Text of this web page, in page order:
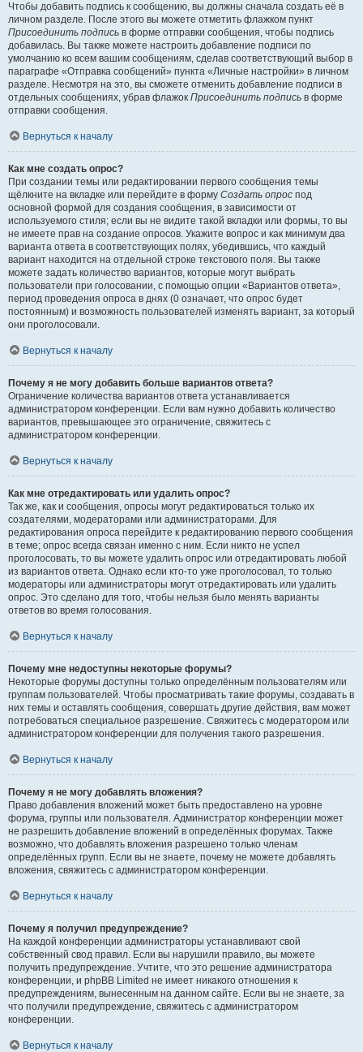
Чтобы добавить подпись к сообщению, вы должны сначала создать её в
личном разделе. После этого вы можете отметить флажком пункт
Присоединить подпись в форме отправки сообщения, чтобы подпись
добавилась. Вы также можете настроить добавление подписи по
умолчанию ко всем вашим сообщениям, сделав соответствующий выбор в
параграфе «Отправка сообщений» пункта «Личные настройки» в личном
разделе. Несмотря на это, вы сможете отменить добавление подписи в
отдельных сообщениях, убрав флажок Присоединить подпись в форме
отправки сообщения.
Вернуться к началу
Как мне создать опрос?
При создании темы или редактировании первого сообщения темы
щёлкните на вкладке или перейдите в форму Создать опрос под
основной формой для создания сообщения, в зависимости от
используемого стиля; если вы не видите такой вкладки или формы, то вы
не имеете прав на создание опросов. Укажите вопрос и как минимум два
варианта ответа в соответствующих полях, убедившись, что каждый
вариант находится на отдельной строке текстового поля. Вы также
можете задать количество вариантов, которые могут выбрать
пользователи при голосовании, с помощью опции «Вариантов ответа»,
период проведения опроса в днях (0 означает, что опрос будет
постоянным) и возможность пользователей изменять вариант, за который
они проголосовали.
Вернуться к началу
Почему я не могу добавить больше вариантов ответа?
Ограничение количества вариантов ответа устанавливается
администратором конференции. Если вам нужно добавить количество
вариантов, превышающее это ограничение, свяжитесь с
администратором конференции.
Вернуться к началу
Как мне отредактировать или удалить опрос?
Так же, как и сообщения, опросы могут редактироваться только их
создателями, модераторами или администраторами. Для
редактирования опроса перейдите к редактированию первого сообщения
в теме; опрос всегда связан именно с ним. Если никто не успел
проголосовать, то вы можете удалить опрос или отредактировать любой
из вариантов ответа. Однако если кто-то уже проголосовал, то только
модераторы или администраторы могут отредактировать или удалить
опрос. Это сделано для того, чтобы нельзя было менять варианты
ответов во время голосования.
Вернуться к началу
Почему мне недоступны некоторые форумы?
Некоторые форумы доступны только определённым пользователям или
группам пользователей. Чтобы просматривать такие форумы, создавать в
них темы и оставлять сообщения, совершать другие действия, вам может
потребоваться специальное разрешение. Свяжитесь с модератором или
администратором конференции для получения такого разрешения.
Вернуться к началу
Почему я не могу добавлять вложения?
Право добавления вложений может быть предоставлено на уровне
форума, группы или пользователя. Администратор конференции может
не разрешить добавление вложений в определённых форумах. Также
возможно, что добавлять вложения разрешено только членам
определённых групп. Если вы не знаете, почему не можете добавлять
вложения, свяжитесь с администратором конференции.
Вернуться к началу
Почему я получил предупреждение?
На каждой конференции администраторы устанавливают свой
собственный свод правил. Если вы нарушили правило, вы можете
получить предупреждение. Учтите, что это решение администратора
конференции, и phpBB Limited не имеет никакого отношения к
предупреждениям, вынесенным на данном сайте. Если вы не знаете, за
что получили предупреждение, свяжитесь с администратором
конференции.
Вернуться к началу